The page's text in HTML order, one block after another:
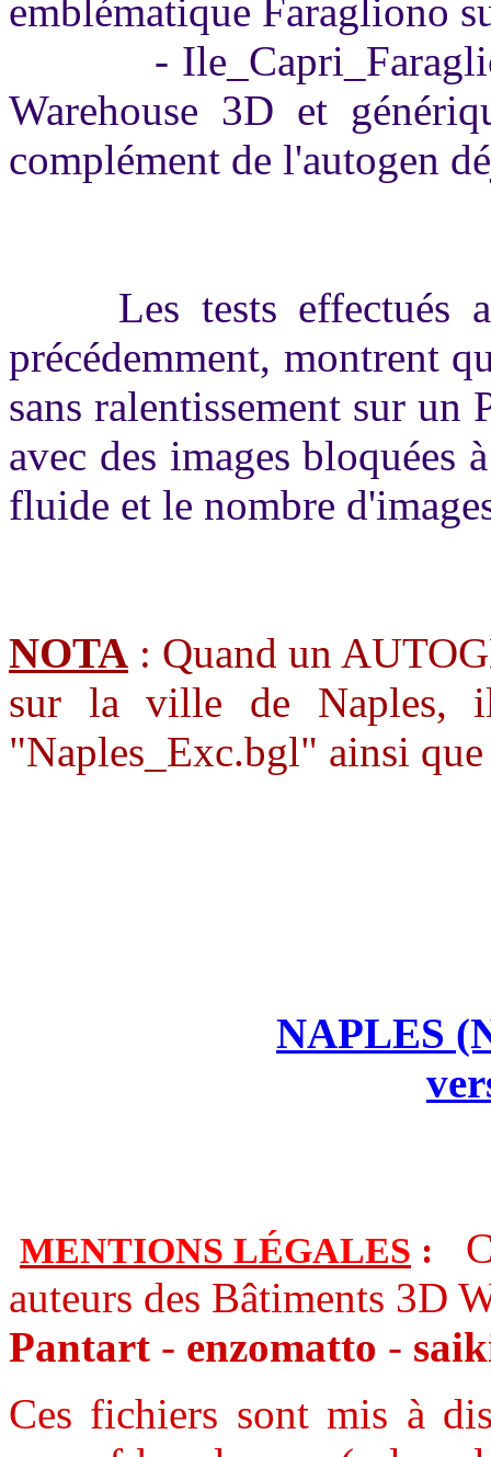
emblématique Faragliono
- Ile_Capri_Faraglioni
Warehouse 3D et
complément de l'autogen
Les tests effectués
précédemment, montrent
sans ralentissement sur un
avec des images bloquées
fluide et le nombre
NOTA : Quand un
sur la ville de Naples,
"Naples_Exc.bgl" ainsi
NAPLES
MENTIONS LÉGALES :
auteurs des Bâtiments 3D
Pantart - enzomatto -
Ces fichiers sont mis à